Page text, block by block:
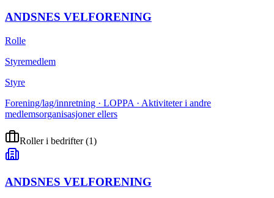
ANDSNES VELFORENING
Rolle
Styremedlem
Styre
Forening/lag/innretning · LOPPA · Aktiviteter i andre
medlemsorganisasjoner ellers
Roller i bedrifter(1)
ANDSNES VELFORENING